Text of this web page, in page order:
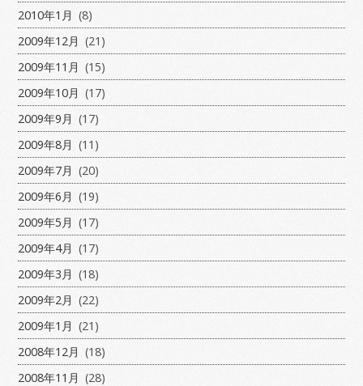
2010年1月 (8)
2009年12月 (21)
2009年11月 (15)
2009年10月 (17)
2009年9月 (17)
2009年8月 (11)
2009年7月 (20)
2009年6月 (19)
2009年5月 (17)
2009年4月 (17)
2009年3月 (18)
2009年2月 (22)
2009年1月 (21)
2008年12月 (18)
2008年11月 (28)